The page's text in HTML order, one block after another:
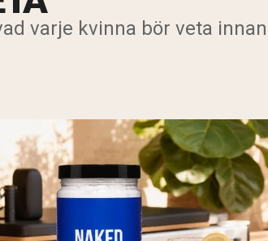
varje kvinna bör veta innan